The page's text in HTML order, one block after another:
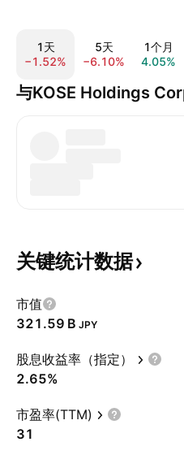
1天
−1.52%
5天
−6.10%
1个月
4.05%
与KOSE Holdings
关键统计数据
市值
‪321.59 B‬ JPY
股息收益率（指定）
2.65%
市盈率(TTM)
31